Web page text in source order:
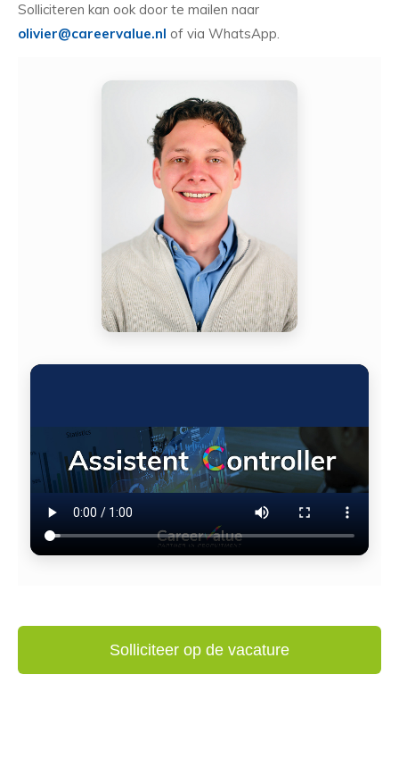
Solliciteren kan ook door te mailen naar
olivier@careervalue.nl of via WhatsApp.